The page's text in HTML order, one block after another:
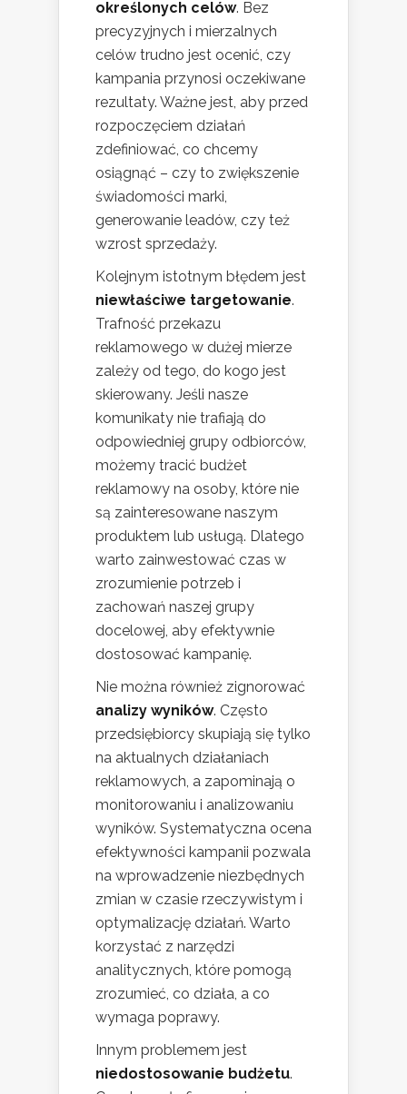
określonych celów. Bez
precyzyjnych i mierzalnych
celów trudno jest ocenić, czy
kampania przynosi oczekiwane
rezultaty. Ważne jest, aby przed
rozpoczęciem działań
zdefiniować, co chcemy
osiągnąć – czy to zwiększenie
świadomości marki,
generowanie leadów, czy też
wzrost sprzedaży.
Kolejnym istotnym błędem jest
niewłaściwe targetowanie.
Trafność przekazu
reklamowego w dużej mierze
zależy od tego, do kogo jest
skierowany. Jeśli nasze
komunikaty nie trafiają do
odpowiedniej grupy odbiorców,
możemy tracić budżet
reklamowy na osoby, które nie
są zainteresowane naszym
produktem lub usługą. Dlatego
warto zainwestować czas w
zrozumienie potrzeb i
zachowań naszej grupy
docelowej, aby efektywnie
dostosować kampanię.
Nie można również zignorować
analizy wyników. Często
przedsiębiorcy skupiają się tylko
na aktualnych działaniach
reklamowych, a zapominają o
monitorowaniu i analizowaniu
wyników. Systematyczna ocena
efektywności kampanii pozwala
na wprowadzenie niezbędnych
zmian w czasie rzeczywistym i
optymalizację działań. Warto
korzystać z narzędzi
analitycznych, które pomogą
zrozumieć, co działa, a co
wymaga poprawy.
Innym problemem jest
niedostosowanie budżetu.